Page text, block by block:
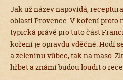
Jak už název napovídá,
oblasti Provence. V koření proto
typická právě pro tuto část
koření je opravdu vděčné. Hodí
a zeleninu vůbec, tak na maso.
hřbet a známí budou loudit o